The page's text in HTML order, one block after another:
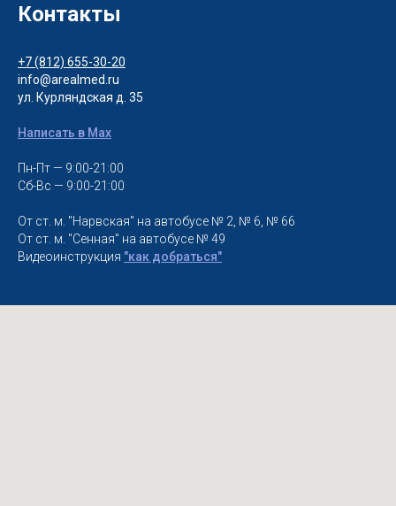
Контакты
+7 (812) 655-30-20
info@arealmed.ru
ул. Курляндская д. 35
Написать в Max
Пн-Пт — 9:00-21:00
Сб-Вс — 9:00-21:00
От ст. м. "Нарвская" на автобусе № 2, № 6, № 66
От ст. м. "Сенная" на автобусе № 49
Видеоинструкция "как добраться"